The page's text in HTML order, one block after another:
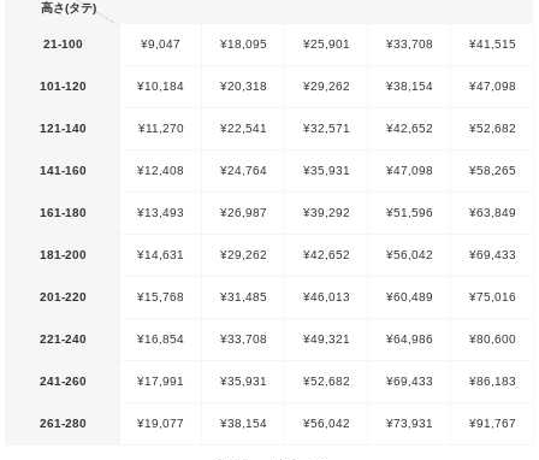
高さ(タテ)
21-100 ¥9,047 ¥18,095 ¥25,901 ¥33,708 ¥41,515
101-120 ¥10,184 ¥20,318 ¥29,262 ¥38,154 ¥47,098
121-140 ¥11,270 ¥22,541 ¥32,571 ¥42,652 ¥52,682
141-160 ¥12,408 ¥24,764 ¥35,931 ¥47,098 ¥58,265
161-180 ¥13,493 ¥26,987 ¥39,292 ¥51,596 ¥63,849
181-200 ¥14,631 ¥29,262 ¥42,652 ¥56,042 ¥69,433
201-220 ¥15,768 ¥31,485 ¥46,013 ¥60,489 ¥75,016
221-240 ¥16,854 ¥33,708 ¥49,321 ¥64,986 ¥80,600
241-260 ¥17,991 ¥35,931 ¥52,682 ¥69,433 ¥86,183
261-280 ¥19,077 ¥38,154 ¥56,042 ¥73,931 ¥91,767